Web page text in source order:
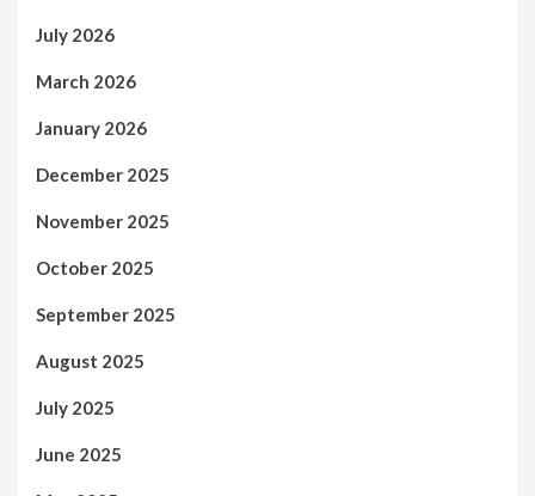
July 2026
March 2026
January 2026
December 2025
November 2025
October 2025
September 2025
August 2025
July 2025
June 2025